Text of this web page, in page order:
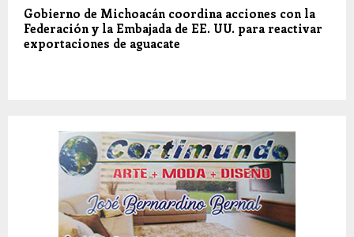
Gobierno de Michoacán coordina acciones con la
Federación y la Embajada de EE. UU. para reactivar
exportaciones de aguacate